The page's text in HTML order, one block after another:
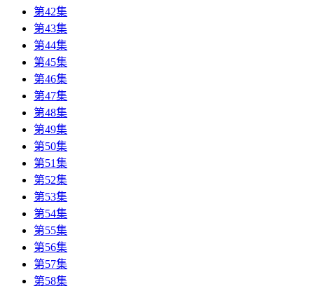
第42集
第43集
第44集
第45集
第46集
第47集
第48集
第49集
第50集
第51集
第52集
第53集
第54集
第55集
第56集
第57集
第58集